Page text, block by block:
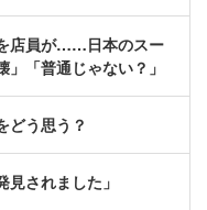
店員が……日本のスー
「普通じゃない？」
どう思う？
されました」